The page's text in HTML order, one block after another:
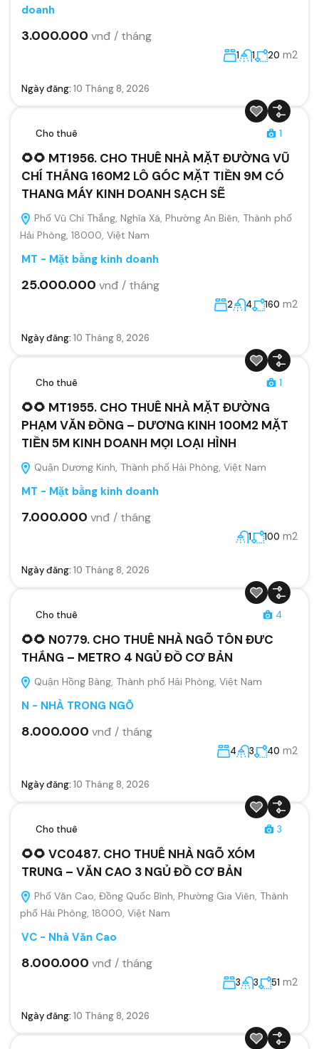
doanh
3.000.000 vnđ / tháng
1 1 20 m2
Ngày đăng: 10 Tháng 8, 2026
Cho thuê 1
🌻🌻 MT1956. CHO THUÊ NHÀ MẶT ĐƯỜNG VŨ
CHÍ THẮNG 160M2 LÔ GÓC MẶT TIỀN 9M CÓ
THANG MÁY KINH DOANH SẠCH SẼ
Phố Vũ Chí Thắng, Nghĩa Xá, Phường An Biên, Thành phố
Hải Phòng, 18000, Việt Nam
MT - Mặt bằng kinh doanh
25.000.000 vnđ / tháng
2 4 160 m2
Ngày đăng: 10 Tháng 8, 2026
Cho thuê 1
🌻🌻 MT1955. CHO THUÊ NHÀ MẶT ĐƯỜNG
PHẠM VĂN ĐỒNG – DƯƠNG KINH 100M2 MẶT
TIỀN 5M KINH DOANH MỌI LOẠI HÌNH
Quận Dương Kinh, Thành phố Hải Phòng, Việt Nam
MT - Mặt bằng kinh doanh
7.000.000 vnđ / tháng
1 100 m2
Ngày đăng: 10 Tháng 8, 2026
Cho thuê 4
🌻🌻 N0779. CHO THUÊ NHÀ NGÕ TÔN ĐƯC
THẮNG – METRO 4 NGỦ ĐỒ CƠ BẢN
Quận Hồng Bàng, Thành phố Hải Phòng, Việt Nam
N - NHÀ TRONG NGÕ
8.000.000 vnđ / tháng
4 3 40 m2
Ngày đăng: 10 Tháng 8, 2026
Cho thuê 3
🌻🌻 VC0487. CHO THUÊ NHÀ NGÕ XÓM
TRUNG – VĂN CAO 3 NGỦ ĐỒ CƠ BẢN
Phố Văn Cao, Đồng Quốc Bình, Phường Gia Viên, Thành
phố Hải Phòng, 18000, Việt Nam
VC - Nhà Văn Cao
8.000.000 vnđ / tháng
3 3 51 m2
Ngày đăng: 10 Tháng 8, 2026